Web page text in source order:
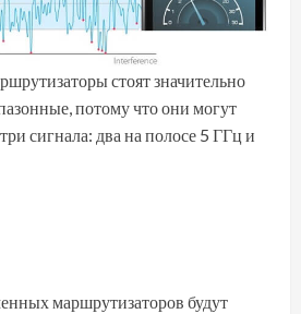
стоят значительно
потому что они могут
сигнала: два на полосе 5 ГГц и
маршрутизаторов будут